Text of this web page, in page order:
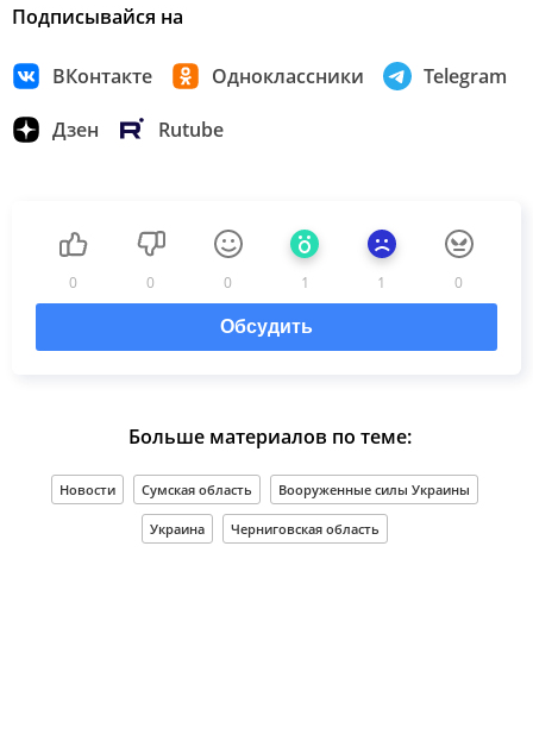
Подписывайся на
ВКонтакте Одноклассники Telegram
Дзен Rutube
0 0 0 1 1 0
Обсудить
Больше материалов по теме:
Новости Сумская область Вооруженные силы Украины
Украина Черниговская область